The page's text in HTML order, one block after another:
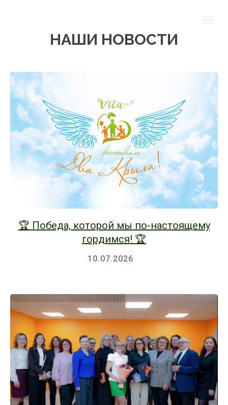
НАШИ НОВОСТИ
🏆 Победа, которой мы по-настоящему
гордимся! 🏆
10.07.2026